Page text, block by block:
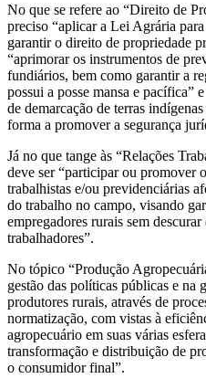
No que se refere ao “Direito de
preciso “aplicar a Lei Agrária
garantir o direito de propriedade
“aprimorar os instrumentos de
fundiários, bem como garantir a
possui a posse mansa e pacífica”
de demarcação de terras
forma a promover a segurança
Já no que tange às “Relações
deve ser “participar ou promover
trabalhistas e/ou previdenciárias
do trabalho no campo, visando
empregadores rurais sem
trabalhadores”.
No tópico “Produção
gestão das políticas públicas e na
produtores rurais, através de
normatização, com vistas à
agropecuário em suas várias
transformação e distribuição de
o consumidor final”.